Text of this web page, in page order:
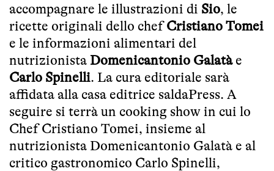
accompagnare le illustrazioni di Sio, le
ricette originali dello chefCristiano Tomei
e le informazioni alimentari del
nutrizionista Domenicantonio Galatàe
Carlo Spinelli. La cura editoriale sarà
affidata alla casa editrice saldaPress. A
seguire si terrà un cooking show in cui lo
Chef Cristiano Tomei, insieme al
nutrizionista Domenicantonio Galatà e al
critico gastronomico Carlo Spinelli,